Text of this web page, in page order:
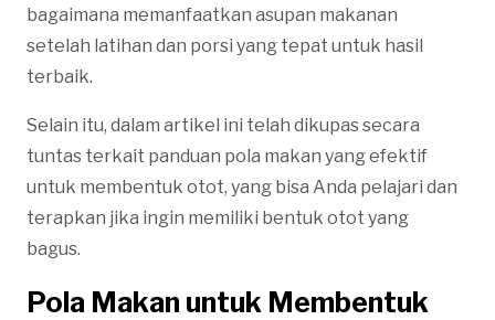
bagaimana memanfaatkan asupan makanan
setelah latihan dan porsi yang tepat untuk hasil
terbaik.
Selain itu, dalam artikel ini telah dikupas secara
tuntas terkait panduan pola makan yang efektif
untuk membentuk otot, yang bisa Anda pelajari dan
terapkan jika ingin memiliki bentuk otot yang
bagus.
Pola Makan untuk Membentuk